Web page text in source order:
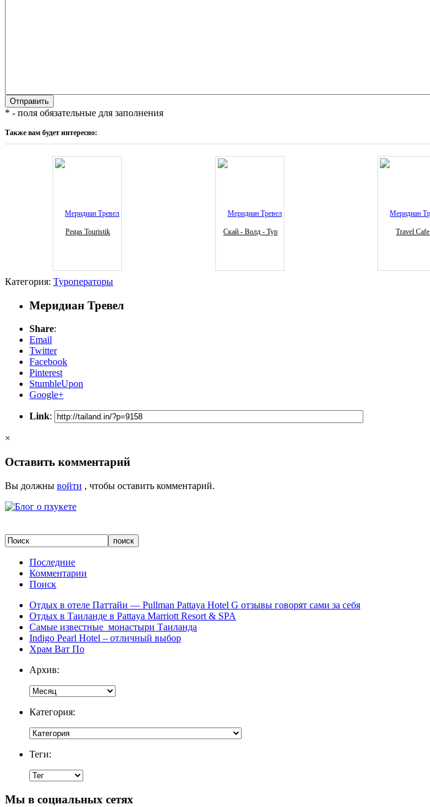
* - поля обязательные для заполнения
Также вам будет интересно:
Pegas Touristik Скай - Волд - Тур Travel Cafe
Категория: Туроператоры
Меридиан Тревел
Share:
Email
Twitter
Facebook
Pinterest
StumbleUpon
Google+
Link:
×
Оставить комментарий
Вы должны войти , чтобы оставить комментарий.
Последние
Комментарии
Поиск
Отдых в отеле Паттайи — Pullman Pattaya Hotel G отзывы говорят сами за себя
Отдых в Таиланде в Pattaya Marriott Resort & SPA
Самые известные монастыри Таиланда
Indigo Pearl Hotel – отличный выбор
Храм Ват По
Архив:
Категория:
Теги:
Мы в социальных сетях